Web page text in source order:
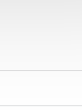
informácie iba
stránka
webového sídla.